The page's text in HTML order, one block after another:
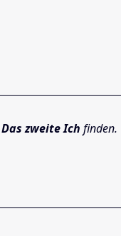
Das zweite Ich finden.